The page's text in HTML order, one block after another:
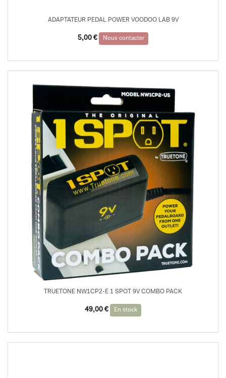
ADAPTATEUR PEDAL POWER VOODOO LAB 9V
5,00 € Nous contacter
TRUETONE NW1CP2-E 1 SPOT 9V COMBO PACK
49,00 € En stock